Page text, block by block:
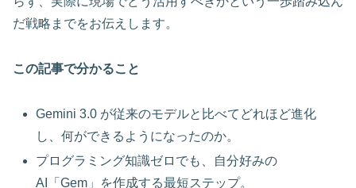
だ戦略までをお伝えします。
この記事で分かること
Gemini 3.0 が従来のモデルと比べてどれほど進化
し、何ができるようになったのか。
プログラミング知識ゼロでも、自分好みの
AI「Gem」を作成する最短ステップ。